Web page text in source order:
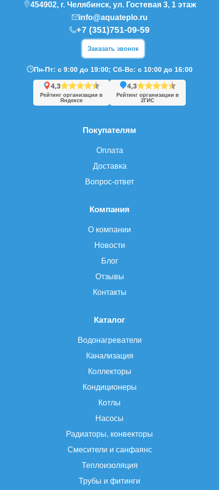
Каталог
Водонагреватели
Канализация
Коллекторы
Кондиционеры
Котлы
Насосы
Радиаторы, конвекторы
Смесители и санфаянс
Теплоизоляция
Трубы и фитинги
Компания
О компании
Новости
Блог
Отзывы
Контакты
Покупателям
Оплата
Доставка
Вопрос-ответ
454902, г. Челябинск, ул. Гостевая 3, 1 этаж
info@aquateplo.ru
+7 (351)751-09-59
Заказать звонок
Пн-Пт: с 9:00 до 19:00; Сб-Вс: с 10:00 до 16:00
4,3
Рейтинг организации в
Яндексе
4,3
Рейтинг организации в
2ГИС